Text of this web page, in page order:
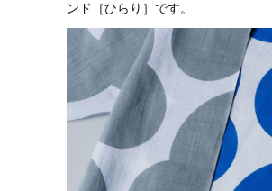
ンド［ひらり］です。